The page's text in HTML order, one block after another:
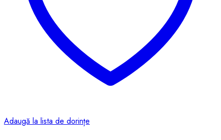
Adaugă la lista de dorințe